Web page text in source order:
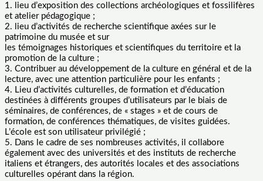
1. lieu d’exposition des collections archéologiques et fossilifères
et atelier pédagogique ;
2. lieu d’activités de recherche scientifique axées sur le
patrimoine du musée et sur
les témoignages historiques et scientifiques du territoire et la
promotion de la culture ;
3. Contribuer au développement de la culture en général et de la
lecture, avec une attention particulière pour les enfants ;
4. Lieu d’activités culturelles, de formation et d’éducation
destinées à différents groupes d’utilisateurs par le biais de
séminaires, de conférences, de « stages » et de cours de
formation, de conférences thématiques, de visites guidées.
L’école est son utilisateur privilégié ;
5. Dans le cadre de ses nombreuses activités, il collabore
également avec des universités et des instituts de recherche
italiens et étrangers, des autorités locales et des associations
culturelles opérant dans la région.